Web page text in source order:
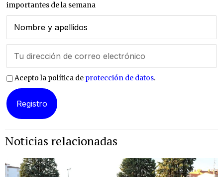
importantes de la semana
Acepto la política de protección de datos.
Noticias relacionadas